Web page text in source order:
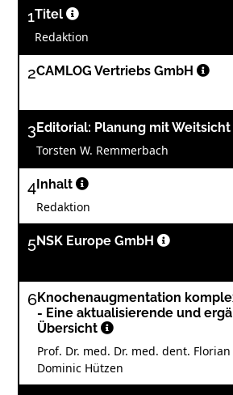
1Titel
Redaktion
2CAMLOG Vertriebs GmbH
3 Editorial: Planung mit
Torsten W. Remmerbach
4 Inhalt
Redaktion
5NSK Europe GmbH
6Knochenaugmentation
- Eine aktualisierende und
Übersicht
Prof. Dr. med. Dr. med. dent.
Dominic Hützen